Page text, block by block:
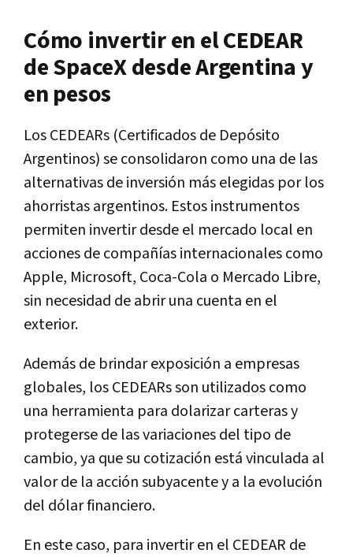
Cómo invertir en el CEDEAR
de SpaceX desde Argentina y
en pesos
Los CEDEARs (Certificados de Depósito
Argentinos) se consolidaron como una de las
alternativas de inversión más elegidas por los
ahorristas argentinos. Estos instrumentos
permiten invertir desde el mercado local en
acciones de compañías internacionales como
Apple, Microsoft, Coca-Cola o Mercado Libre,
sin necesidad de abrir una cuenta en el
exterior.
Además de brindar exposición a empresas
globales, los CEDEARs son utilizados como
una herramienta para dolarizar carteras y
protegerse de las variaciones del tipo de
cambio, ya que su cotización está vinculada al
valor de la acción subyacente y a la evolución
del dólar financiero.
En este caso, para invertir en el CEDEAR de